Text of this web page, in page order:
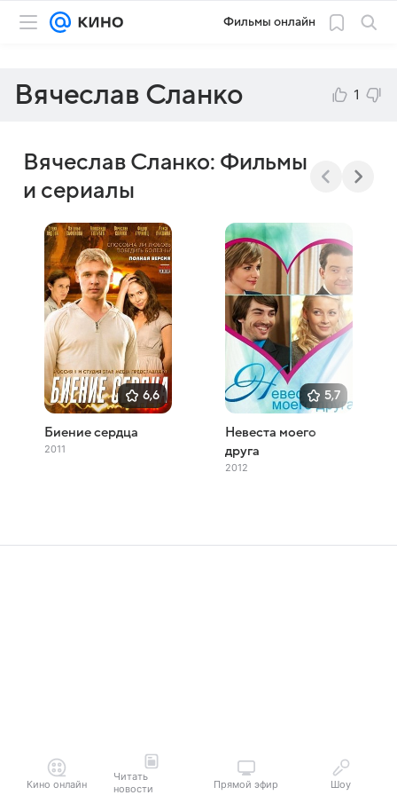
Фильмы онлайн
Вячеслав Сланко 1
Вячеслав Сланко: Фильмы
и сериалы
6,6
Биение сердца
2011
5,7
Невеста моего
друга
2012
Кино онлайн
Читать
новости
Прямой эфир Шоу